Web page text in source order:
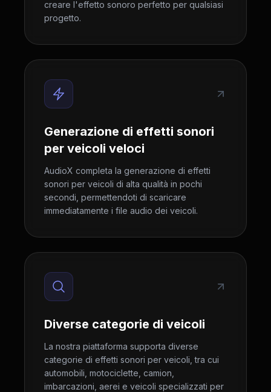
creare l'effetto sonoro perfetto per qualsiasi
progetto.
Generazione di effetti sonori
per veicoli veloci
AudioX completa la generazione di effetti
sonori per veicoli di alta qualità in pochi
secondi, permettendoti di scaricare
immediatamente i file audio dei veicoli.
Diverse categorie di veicoli
La nostra piattaforma supporta diverse
categorie di effetti sonori per veicoli, tra cui
automobili, motociclette, camion,
imbarcazioni, aerei e veicoli specializzati per